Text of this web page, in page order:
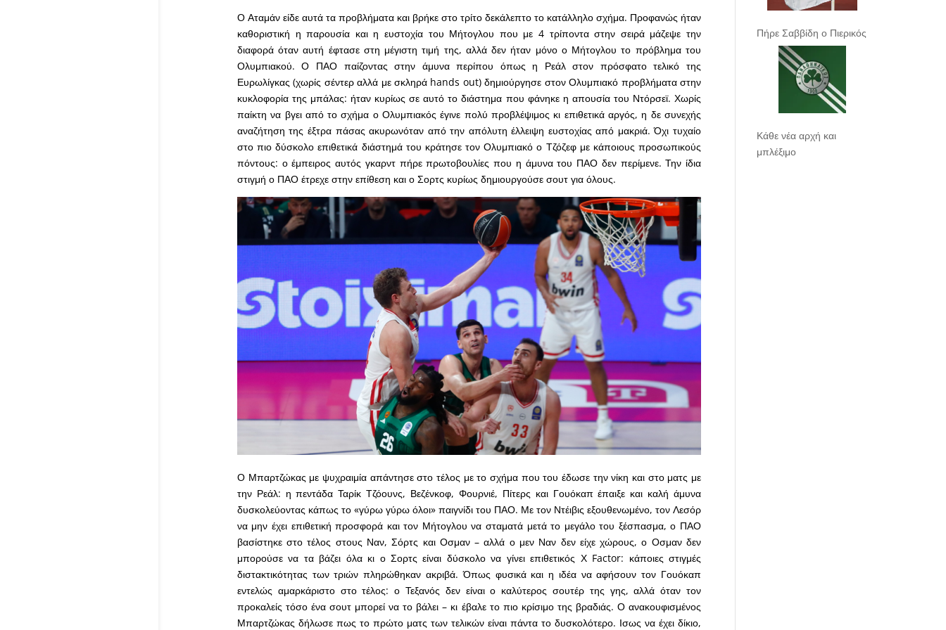
Ο Αταμάν είδε αυτά τα προβλήματα και βρήκε στο τρίτο δεκάλεπτο το κατάλληλο σχήμα. Προφανώς ήταν
καθοριστική η παρουσία και η ευστοχία του Μήτογλου που με 4 τρίποντα στην σειρά μάζεψε την
διαφορά όταν αυτή έφτασε στη μέγιστη τιμή της, αλλά δεν ήταν μόνο ο Μήτογλου το πρόβλημα του
Ολυμπιακού. Ο ΠΑΟ παίζοντας στην άμυνα περίπου όπως η Ρεάλ στον πρόσφατο τελικό της
Ευρωλίγκας (χωρίς σέντερ αλλά με σκληρά hands out) δημιούργησε στον Ολυμπιακό προβλήματα στην
κυκλοφορία της μπάλας: ήταν κυρίως σε αυτό το διάστημα που φάνηκε η απουσία του Ντόρσεϊ. Χωρίς
παίκτη να βγει από το σχήμα ο Ολυμπιακός έγινε πολύ προβλέψιμος κι επιθετικά αργός, η δε συνεχής
αναζήτηση της έξτρα πάσας ακυρωνόταν από την απόλυτη έλλειψη ευστοχίας από μακριά. Όχι τυχαίο
στο πιο δύσκολο επιθετικά διάστημά του κράτησε τον Ολυμπιακό ο Τζόζεφ με κάποιους προσωπικούς
πόντους: ο έμπειρος αυτός γκαρντ πήρε πρωτοβουλίες που η άμυνα του ΠΑΟ δεν περίμενε. Την ίδια
στιγμή ο ΠΑΟ έτρεχε στην επίθεση και ο Σορτς κυρίως δημιουργούσε σουτ για όλους.
Ο Μπαρτζώκας με ψυχραιμία απάντησε στο τέλος με το σχήμα που του έδωσε την νίκη και στο ματς με
την Ρεάλ: η πεντάδα Ταρίκ Τζόουνς, Βεζένκοφ, Φουρνιέ, Πίτερς και Γουόκαπ έπαιξε και καλή άμυνα
δυσκολεύοντας κάπως το «γύρω γύρω όλοι» παιγνίδι του ΠΑΟ. Με τον Ντέιβις εξουθενωμένο, τον Λεσόρ
να μην έχει επιθετική προσφορά και τον Μήτογλου να σταματά μετά το μεγάλο του ξέσπασμα, ο ΠΑΟ
βασίστηκε στο τέλος στους Ναν, Σόρτς και Οσμαν – αλλά ο μεν Ναν δεν είχε χώρους, ο Οσμαν δεν
μπορούσε να τα βάζει όλα κι ο Σορτς είναι δύσκολο να γίνει επιθετικός Χ Factor: κάποιες στιγμές
διστακτικότητας των τριών πληρώθηκαν ακριβά. Όπως φυσικά και η ιδέα να αφήσουν τον Γουόκαπ
εντελώς αμαρκάριστο στο τέλος: ο Τεξανός δεν είναι ο καλύτερος σουτέρ της γης, αλλά όταν τον
προκαλείς τόσο ένα σουτ μπορεί να το βάλει – κι έβαλε το πιο κρίσιμο της βραδιάς. Ο ανακουφισμένος
Μπαρτζώκας δήλωσε πως το πρώτο ματς των τελικών είναι πάντα το δυσκολότερο. Ισως να έχει δίκιο,
Πήρε Σαββίδη ο Πιερικός
Κάθε νέα αρχή και
μπλέξιμο